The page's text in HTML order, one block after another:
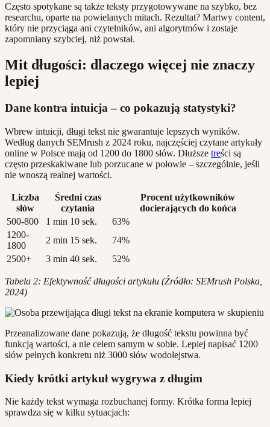
Często spotykane są także teksty przygotowywane na szybko, bez
researchu, oparte na powielanych mitach. Rezultat? Martwy content,
który nie przyciąga ani czytelników, ani algorytmów i zostaje
zapomniany szybciej, niż powstał.
Mit długości: dlaczego więcej nie znaczy
lepiej
Dane kontra intuicja – co pokazują statystyki?
Wbrew intuicji, długi tekst nie gwarantuje lepszych wyników.
Według danych SEMrush z 2024 roku, najczęściej czytane artykuły
online w Polsce mają od 1200 do 1800 słów. Dłuższe treści są
często przeskakiwane lub porzucane w połowie – szczególnie, jeśli
nie wnoszą realnej wartości.
Liczba
słów
Średni czas
czytania
Procent użytkowników
docierających do końca
500-800
1 min 10 sek.
63%
1200-
1800
2 min 15 sek.
74%
2500+
3 min 40 sek. 52%
Tabela 2: Efektywność długości artykułu (Źródło: SEMrush Polska,
2024)
Przeanalizowane dane pokazują, że długość tekstu powinna być
funkcją wartości, a nie celem samym w sobie. Lepiej napisać 1200
słów pełnych konkretu niż 3000 słów wodolejstwa.
Kiedy krótki artykuł wygrywa z długim
Nie każdy tekst wymaga rozbuchanej formy. Krótka forma lepiej
sprawdza się w kilku sytuacjach: